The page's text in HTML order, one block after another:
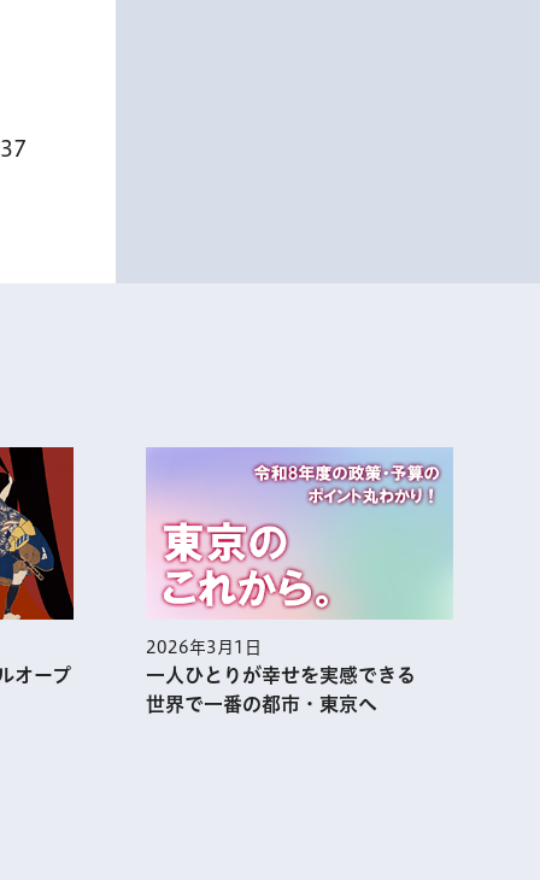
オープ
2026年3月1日
一人ひとりが幸せを実感できる
世界で一番の都市・東京へ